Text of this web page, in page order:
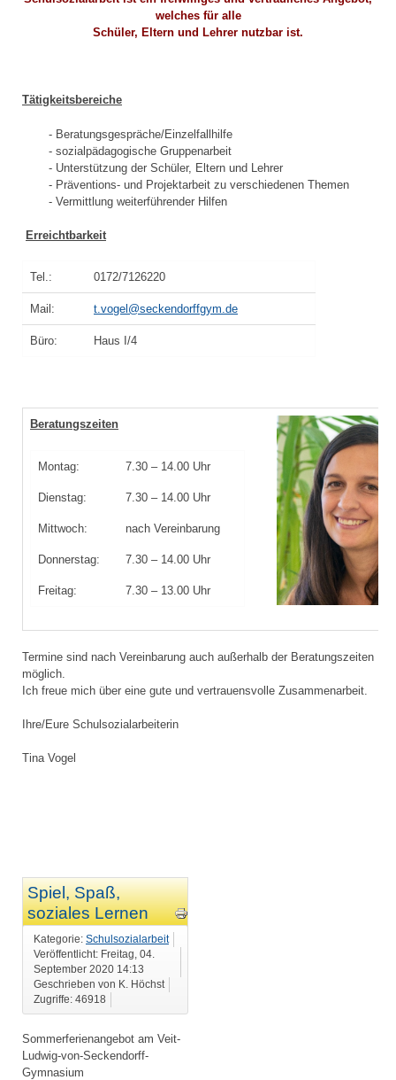
welches für alle
Schüler, Eltern und Lehrer nutzbar ist.
Tätigkeitsbereiche
- Beratungsgespräche/Einzelfallhilfe
- sozialpädagogische Gruppenarbeit
- Unterstützung der Schüler, Eltern und Lehrer
- Präventions- und Projektarbeit zu verschiedenen Themen
- Vermittlung weiterführender Hilfen
Erreichtbarkeit
Tel.: 0172/7126220
Mail: t.vogel@seckendorffgym.de
Büro: Haus I/4
Beratungszeiten
Montag: 7.30 – 14.00 Uhr
Dienstag: 7.30 – 14.00 Uhr
Mittwoch: nach Vereinbarung
Donnerstag: 7.30 – 14.00 Uhr
Freitag: 7.30 – 13.00 Uhr
Termine sind nach Vereinbarung auch außerhalb der Beratungszeiten
möglich.
Ich freue mich über eine gute und vertrauensvolle Zusammenarbeit.
Ihre/Eure Schulsozialarbeiterin
Tina Vogel
Spiel, Spaß,
soziales Lernen
Kategorie: Schulsozialarbeit
Veröffentlicht: Freitag, 04.
September 2020 14:13
Geschrieben von K. Höchst
Zugriffe: 46918
Sommerferienangebot am Veit-
Ludwig-von-Seckendorff-
Gymnasium